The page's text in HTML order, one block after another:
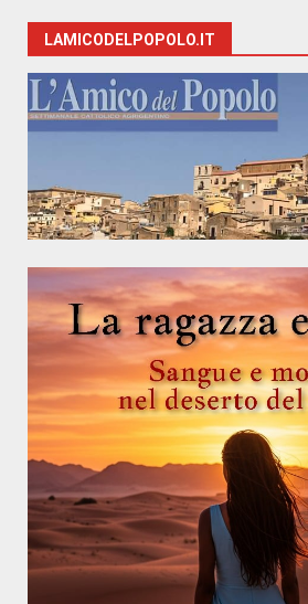
LAMICODELPOPOLO.IT